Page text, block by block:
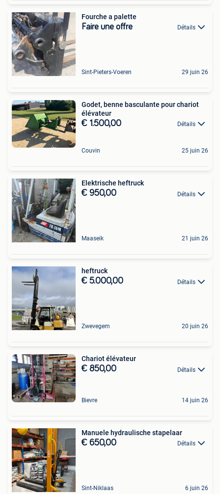
Fourche a palette
Faire une offre Détails
Sint-Pieters-Voeren 29 juin 26
Godet, benne basculante pour chariot
élévateur
€ 1.500,00 Détails
Couvin 25 juin 26
Elektrische heftruck
€ 950,00 Détails
Maaseik 21 juin 26
heftruck
€ 5.000,00 Détails
Zwevegem 20 juin 26
Chariot élévateur
€ 850,00 Détails
Bievre 14 juin 26
Manuele hydraulische stapelaar
€ 650,00 Détails
Sint-Niklaas 6 juin 26